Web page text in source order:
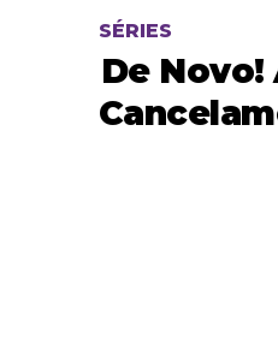
SÉRIES
De